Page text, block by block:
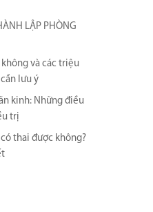
LẬP PHÒNG
và các triệu
lưu ý
kinh: Những điều
trị
thai được không?